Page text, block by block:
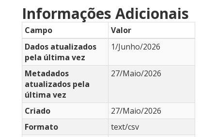
Informações Adicionais
Campo
Valor
Dados atualizados
pela última vez
1/Junho/2026
Metadados
atualizados pela
última vez
27/Maio/2026
Criado
27/Maio/2026
Formato
text/csv